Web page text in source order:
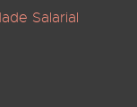
Salarial